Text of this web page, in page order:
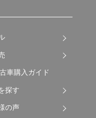
車購入ガイド
探す
の声